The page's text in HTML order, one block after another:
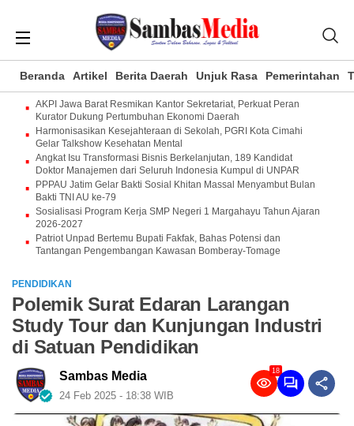
Beranda Artikel Berita Daerah Unjuk Rasa Pemerintahan
AKPI Jawa Barat Resmikan Kantor Sekretariat, Perkuat Peran
Kurator Dukung Pertumbuhan Ekonomi Daerah
Harmonisasikan Kesejahteraan di Sekolah, PGRI Kota Cimahi
Gelar Talkshow Kesehatan Mental
Angkat Isu Transformasi Bisnis Berkelanjutan, 189 Kandidat
Doktor Manajemen dari Seluruh Indonesia Kumpul di UNPAR
PPPAU Jatim Gelar Bakti Sosial Khitan Massal Menyambut Bulan
Bakti TNI AU ke-79
Sosialisasi Program Kerja SMP Negeri 1 Margahayu Tahun Ajaran
2026-2027
Patriot Unpad Bertemu Bupati Fakfak, Bahas Potensi dan
Tantangan Pengembangan Kawasan Bomberay-Tomage
PENDIDIKAN
Polemik Surat Edaran Larangan
Study Tour dan Kunjungan Industri
di Satuan Pendidikan
Sambas Media
24 Feb 2025 - 18:38 WIB
18